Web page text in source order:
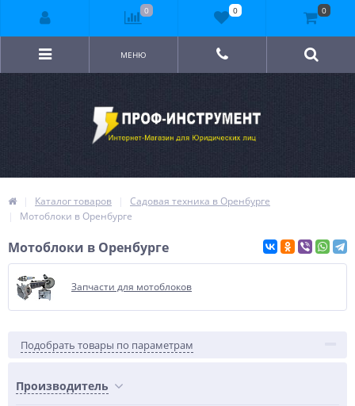
МЕНЮ
Каталог товаров
Садовая техника в Оренбурге
Мотоблоки в Оренбурге
Мотоблоки в Оренбурге
Запчасти для мотоблоков
Подобрать товары по параметрам
Производитель
0 0 0